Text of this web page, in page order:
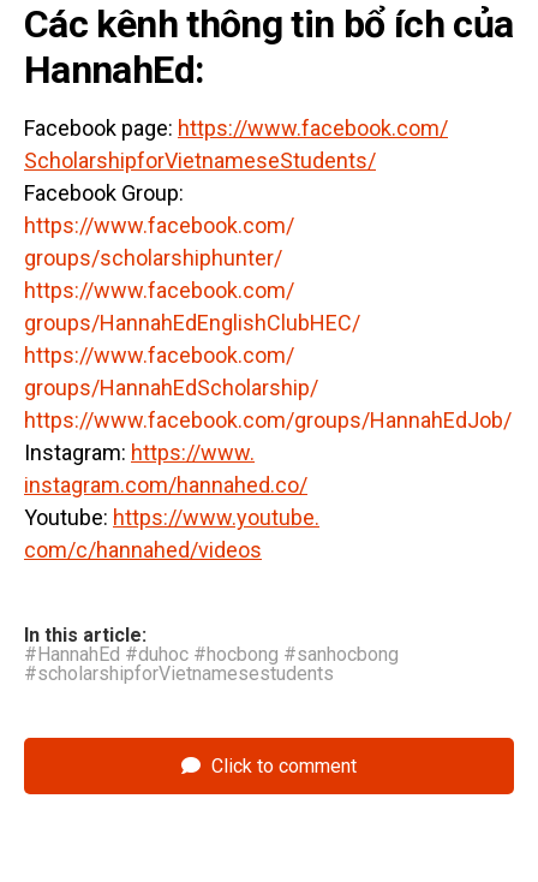
Các kênh thông tin bổ ích của
HannahEd:
Facebook page: https://www.facebook.com/
ScholarshipforVietnameseStudents/
Facebook Group:
https://www.facebook.com/
groups/scholarshiphunter/
https://www.facebook.com/
groups/HannahEdEnglishClubHEC/
https://www.facebook.com/
groups/HannahEdScholarship/
https://www.facebook.com/groups/HannahEdJob/
Instagram: https://www.
instagram.com/hannahed.co/
Youtube: https://www.youtube.
com/c/hannahed/videos
In this article:
#HannahEd #duhoc #hocbong #sanhocbong
#scholarshipforVietnamesestudents
Click to comment